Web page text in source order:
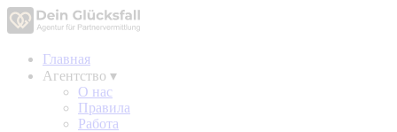
Главная
Агентство ▾
О нас
Правила
Работа